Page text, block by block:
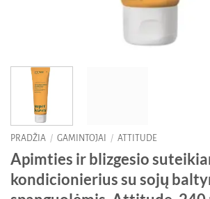
PRADŽIA / GAMINTOJAI / ATTITUDE
Apimties ir blizgesio
kondicionierius su sojų